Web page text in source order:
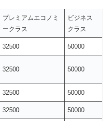
プレミアムエコノミ
ークラス
ビジネス
クラス
32500 50000
32500 50000
32500 50000
32500 50000